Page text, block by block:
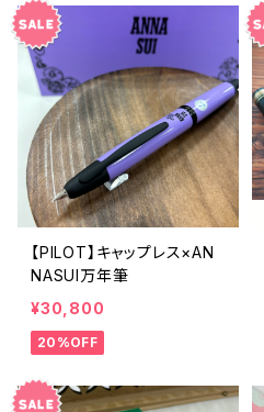
【PILOT】キャップレス×AN
NASUI万年筆
¥30,800
20%OFF